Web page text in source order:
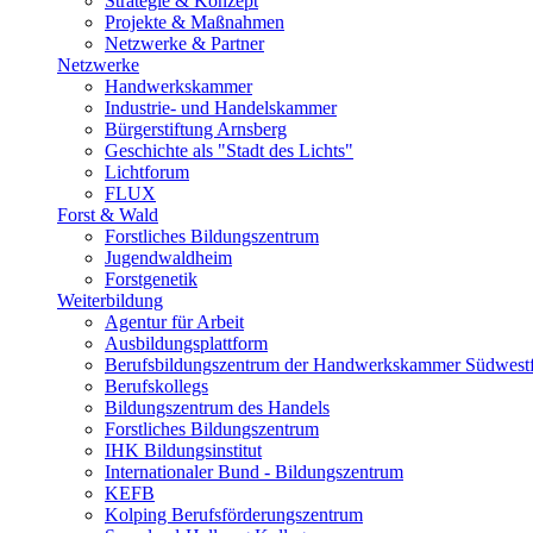
Projekte & Maßnahmen
Netzwerke & Partner
Netzwerke
Handwerkskammer
Industrie- und Handelskammer
Bürgerstiftung Arnsberg
Geschichte als "Stadt des Lichts"
Lichtforum
FLUX
Forst & Wald
Forstliches Bildungszentrum
Jugendwaldheim
Forstgenetik
Weiterbildung
Agentur für Arbeit
Ausbildungsplattform
Berufsbildungszentrum der Handwerkskammer
Berufskollegs
Bildungszentrum des Handels
Forstliches Bildungszentrum
IHK Bildungsinstitut
Internationaler Bund - Bildungszentrum
KEFB
Kolping Berufsförderungszentrum